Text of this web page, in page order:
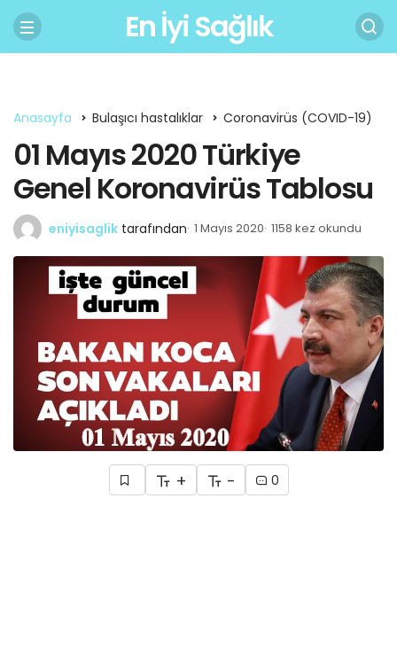
En İyi Sağlık
Anasayfa Bulaşıcı hastalıklar Coronavirüs (COVID-19)
01 Mayıs 2020 Türkiye
Genel Koronavirüs Tablosu
eniyisaglik tarafından 1 Mayıs 2020 1158 kez okundu
+ - 0